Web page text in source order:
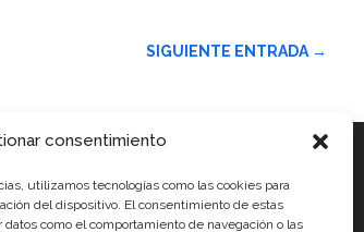
consentimiento
utilizamos tecnologías como las cookies para
del dispositivo. El consentimiento de estas
como el comportamiento de navegación o las
SIGUIENTE ENTRADA →